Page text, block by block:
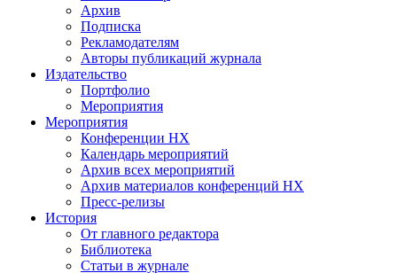
Архив
Подписка
Рекламодателям
Авторы публикаций журнала
Издательство
Портфолио
Мероприятия
Мероприятия
Конференции НХ
Календарь мероприятий
Архив всех мероприятий
Архив материалов конференций НХ
Пресс-релизы
История
От главного редактора
Библиотека
Статьи в журнале